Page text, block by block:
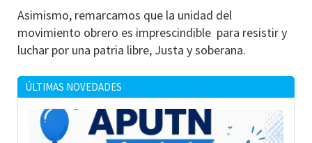
Asimismo, remarcamos que la unidad del
movimiento obrero es imprescindible para resistir y
luchar por una patria libre, Justa y soberana.
ÚLTIMAS NOVEDADES